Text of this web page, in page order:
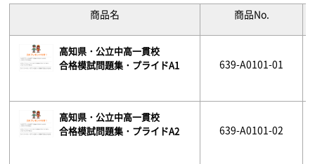
商品名 商品No.
高知県・公立中高一貫校
合格模試問題集・プライドA1
639-A0101-01
高知県・公立中高一貫校
合格模試問題集・プライドA2
639-A0101-02